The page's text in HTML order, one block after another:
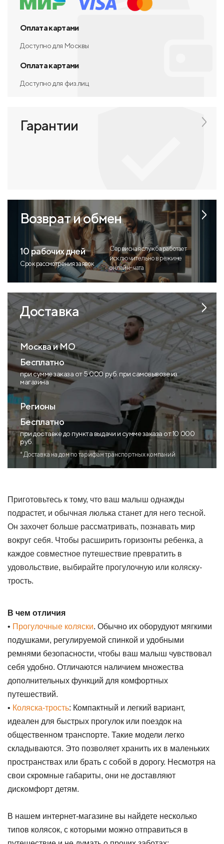
Оплата картами
Доступно для Москвы
Оплата картами
Доступно для физ.лиц
Гарантии
Возврат и обмен
10 рабочих дней
Срок рассмотрения заявок
Сервисная служба работает
исключительно в режиме
онлайн-чата
Доставка
Москва и МО
Бесплатно
при сумме заказа от 5 000 руб. при самовывозе из
магазина
Регионы
Бесплатно
при доставке до пункта выдачи и сумме заказа от 10 000
руб.
* Доставка на дом по тарифам транспортных компаний
Приготовьтесь к тому, что ваш малыш однажды
подрастет, и обычная люлька станет для него тесной.
Он захочет больше рассматривать, познавать мир
вокруг себя. Чтобы расширить горизонты ребенка, а
каждое совместное путешествие превратить в
удовольствие, выбирайте прогулочную или коляску-
трость.
В чем отличия
• Прогулочные коляски. Обычно их оборудуют мягкими
подушками, регулируемой спинкой и удобными
ремнями безопасности, чтобы ваш малыш чувствовал
себя удобно. Отличаются наличием множества
дополнительных функций для комфортных
путешествий.
• Коляска-трость: Компактный и легкий вариант,
идеален для быстрых прогулок или поездок на
общественном транспорте. Такие модели легко
складываются. Это позволяет хранить их в маленьких
пространствах или брать с собой в дорогу. Несмотря на
свои скромные габариты, они не доставляют
дискомфорт детям.
В нашем интернет-магазине вы найдете несколько
типов колясок, с которыми можно отправиться в